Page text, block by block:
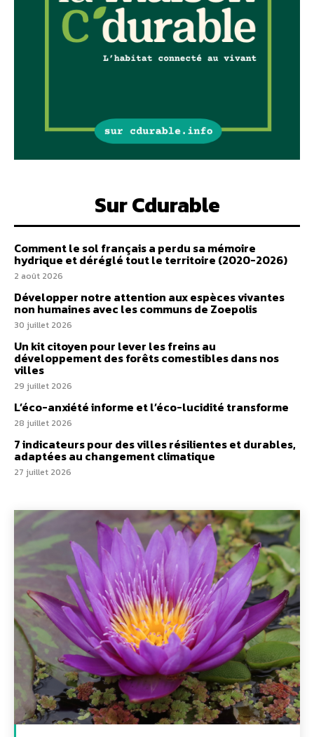
Sur Cdurable
Comment le sol français a perdu sa mémoire
hydrique et déréglé tout le territoire (2020-2026)
2 août 2026
Développer notre attention aux espèces vivantes
non humaines avec les communs de Zoepolis
30 juillet 2026
Un kit citoyen pour lever les freins au
développement des forêts comestibles dans nos
villes
29 juillet 2026
L’éco-anxiété informe et l’éco-lucidité transforme
28 juillet 2026
7 indicateurs pour des villes résilientes et durables,
adaptées au changement climatique
27 juillet 2026